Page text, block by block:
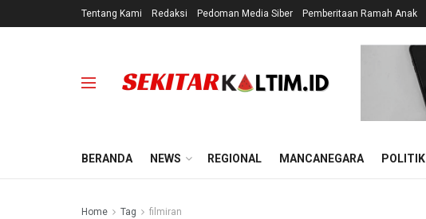
Tentang Kami Redaksi Pedoman Media Siber Pemberitaan Ramah Anak
BERANDA NEWS REGIONAL MANCANEGARA POLITIK
Home Tag filmiran